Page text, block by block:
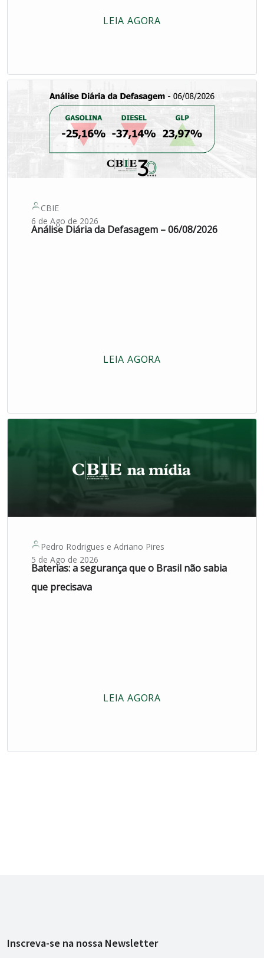
LEIA AGORA
CBIE
6 de Ago de 2026
Análise Diária da Defasagem – 06/08/2026
LEIA AGORA
Pedro Rodrigues e Adriano Pires
5 de Ago de 2026
Baterias: a segurança que o Brasil não sabia
que precisava
LEIA AGORA
Inscreva-se na nossa Newsletter